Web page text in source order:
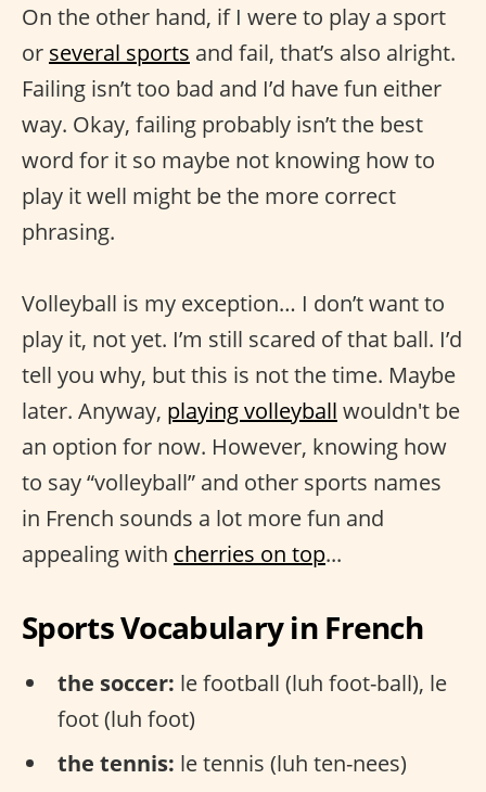
On the other hand, if I were to play a sport
or several sports and fail, that’s also alright.
Failing isn’t too bad and I’d have fun either
way. Okay, failing probably isn’t the best
word for it so maybe not knowing how to
play it well might be the more correct
phrasing.
Volleyball is my exception… I don’t want to
play it, not yet. I’m still scared of that ball. I’d
tell you why, but this is not the time. Maybe
later. Anyway, playing volleyball wouldn't be
an option for now. However, knowing how
to say “volleyball” and other sports names
in French sounds a lot more fun and
appealing with cherries on top...
Sports Vocabulary in French
the soccer: le football (luh foot-ball), le
foot (luh foot)
the tennis: le tennis (luh ten-nees)